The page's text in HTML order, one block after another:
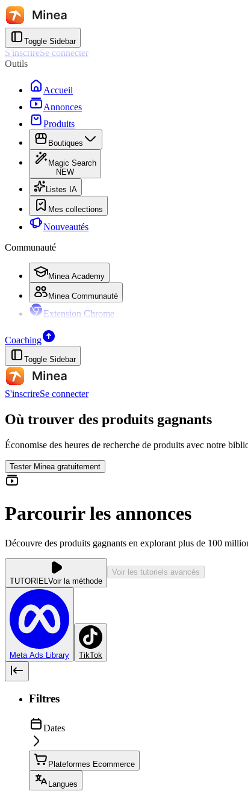
Toggle Sidebar
S'inscrireSe connecter
Outils
Accueil
Annonces
Produits
Boutiques
Magic Search
NEW
Listes IA
Mes collections
Nouveautés
Communauté
Minea Academy
Minea Communauté
Extension Chrome
Coaching
Toggle Sidebar
S'inscrireSe connecter
Où trouver des produits gagnants
Économise des heures de recherche de produits avec notre
Tester Minea gratuitement
Parcourir les annonces
Découvre des produits gagnants en explorant plus de 100
TUTORIEL Voir la méthode
Voir les tutoriels avancés
Meta Ads Library TikTok
Filtres
Dates
Plateformes Ecommerce
Langues